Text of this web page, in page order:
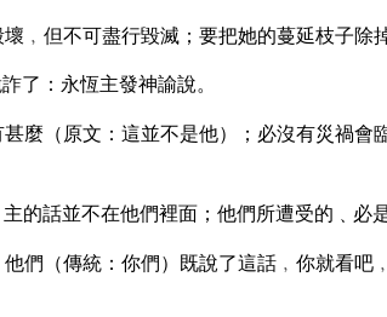
﹐但不可盡行毀滅；要把她的蔓延枝子除
了：永恆主發神諭說。
麼（原文：這並不是他）；必沒有災禍會
的話並不在他們裡面；他們所遭受的﹑必
們（傳統：你們）既說了這話﹐你就看吧